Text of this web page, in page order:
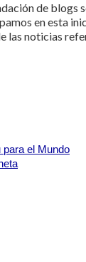
de
en esta
las noticias
para el Mundo